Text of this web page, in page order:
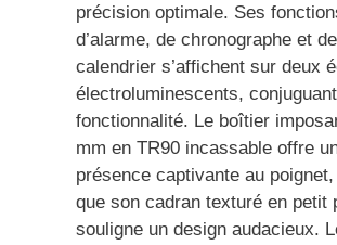
précision optimale. Ses
d’alarme, de chronographe et de
calendrier s’affichent sur deux
électroluminescents,
fonctionnalité. Le boîtier
mm en TR90 incassable offre
présence captivante au
que son cadran texturé en petit
souligne un design audacieux.